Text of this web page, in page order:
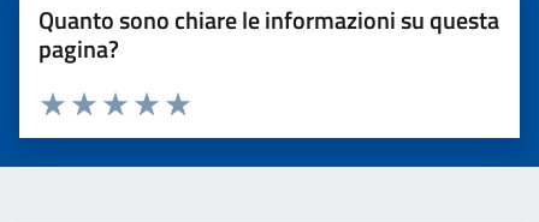
Quanto sono chiare le informazioni su questa
pagina?
Valuta 5 stelle su 5
Valuta 4 stelle su 5
Valuta 3 stelle su 5
Valuta 2 stelle su 5
Valuta 1 stelle su 5